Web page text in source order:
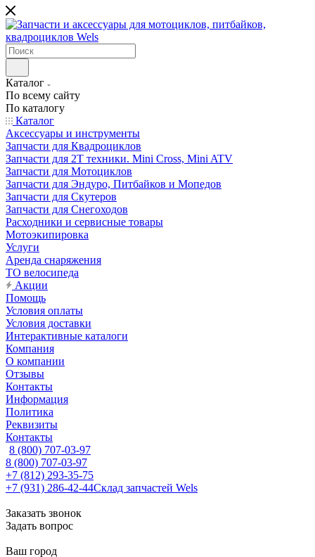
Каталог
По всему сайту
По каталогу
Каталог
Аксессуары и инструменты
Запчасти для Квадроциклов
Запчасти для 2T техники. Mini Cross, Mini ATV
Запчасти для Мотоциклов
Запчасти для Эндуро, Питбайков и Мопедов
Запчасти для Скутеров
Запчасти для Снегоходов
Расходники и сервисные товары
Мотоэкипировка
Услуги
Аренда снаряжения
ТО велосипеда
Акции
Помощь
Условия оплаты
Условия доставки
Интерактивные каталоги
Компания
О компании
Отзывы
Контакты
Информация
Политика
Реквизиты
Контакты
8 (800) 707-03-97
8 (800) 707-03-97
+7 (812) 293-35-75
+7 (931) 286-42-44Склад запчастей Wels
Заказать звонок
Задать вопрос
Ваш город